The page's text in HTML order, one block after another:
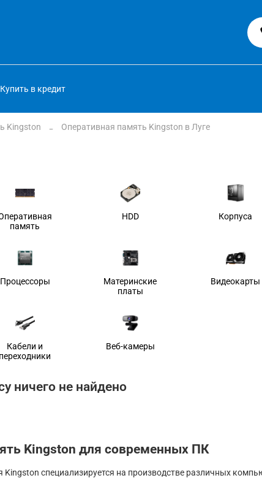
Купить в кредит
Kingston Оперативная память Kingston в Луге
память
HDD Корпуса
Процессоры
Материнские
платы
Видеокарты
Кабели и
переходники
Веб-камеры
ничего не найдено
Kingston для современных ПК
специализируется на производстве различных